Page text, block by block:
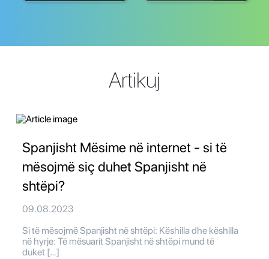
Artikuj
Spanjisht Mësime në internet - si të
mësojmë siç duhet Spanjisht në
shtëpi?
09.08.2023
Si të mësojmë Spanjisht në shtëpi: Këshilla dhe këshilla
në hyrje: Të mësuarit Spanjisht në shtëpi mund të
duket […]